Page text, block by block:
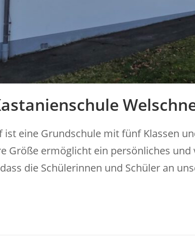
ist eine Grundschule mit fünf Klassen
Größe ermöglicht ein persönliches
die Schülerinnen und Schüler an